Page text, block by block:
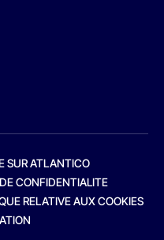
SUR ATLANTICO
CONFIDENTIALITE
RELATIVE AUX COOKIES